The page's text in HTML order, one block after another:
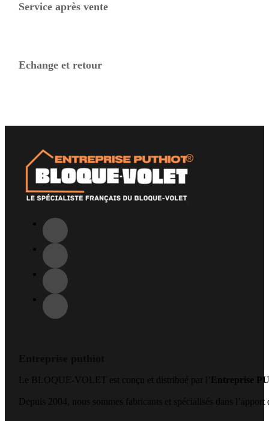
Service après vente
Echange et retour
Le BLOQUE-VOLET est conçu et distribué par l’ Entreprise
Depuis 2004, nous sommes fabricants et spécialisés dans